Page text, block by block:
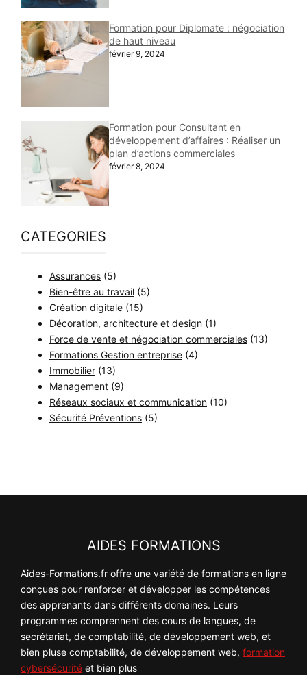
Formation pour Diplomate : négociation
de haut niveau
février 9, 2024
Formation pour Consultant en
développement d’affaires : Réaliser un
plan d’actions commerciales
février 8, 2024
CATEGORIES
Assurances (5)
Bien-être au travail (5)
Création digitale (15)
Décoration, architecture et design (1)
Force de vente et négociation commerciales (13)
Formations Gestion entreprise (4)
Immobilier (13)
Management (9)
Réseaux sociaux et communication (10)
Sécurité Préventions (5)
AIDES FORMATIONS
Aides-Formations.fr offre une variété de formations en ligne
conçues pour renforcer et développer les compétences
des apprenants dans différents domaines. Leurs
programmes comprennent des cours de langues, de
secrétariat, de comptabilité, de développement web, et
bien pluse comptabilité, de développement web, formation
cybersécurité et bien plus